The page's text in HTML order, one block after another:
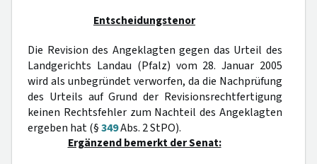
Entscheidungstenor
Die Revision des Angeklagten gegen das Urteil des
Landgerichts Landau (Pfalz) vom 28. Januar 2005
wird als unbegründet verworfen, da die Nachprüfung
des Urteils auf Grund der Revisionsrechtfertigung
keinen Rechtsfehler zum Nachteil des Angeklagten
ergeben hat (§349Abs. 2 StPO).
Ergänzend bemerkt der Senat: